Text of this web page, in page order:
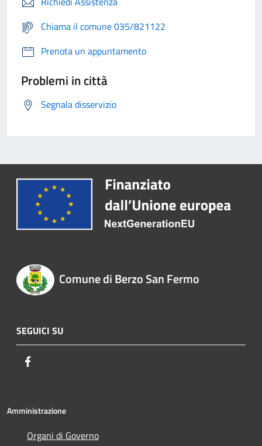
Chiama il comune 035/821122
Prenota un appuntamento
Problemi in città
Segnala disservizio
Comune di Berzo San Fermo
SEGUICI SU
Amministrazione
Organi di Governo